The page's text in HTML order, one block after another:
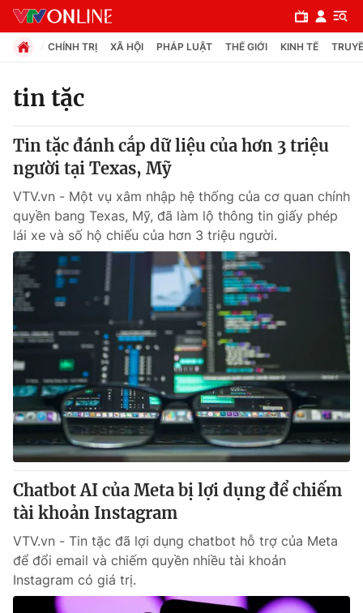
Chuyên mục
Chính trị
Xã hội
Pháp luật
Y tế
Thế giới
Tin tức
Thế giới đó đây
Câu chuyện quốc tế
Kinh tế
Tài chính
Thị trường
Góc doanh nghiệp
Dữ liệu và đời sống
Truyền hình
Hậu trường
Nhân vật
Giải trí
Điện ảnh
Âm nhạc
Đời sống
CHÍNH TRỊ XÃ HỘI PHÁP LUẬT THẾ GIỚI KINH TẾ
tin tặc
Tin tặc đánh cắp dữ liệu của hơn 3 triệu
người tại Texas, Mỹ
VTV.vn - Một vụ xâm nhập hệ thống của cơ quan chính
quyền bang Texas, Mỹ, đã làm lộ thông tin giấy phép
lái xe và số hộ chiếu của hơn 3 triệu người.
Chatbot AI của Meta bị lợi dụng để chiếm
tài khoản Instagram
VTV.vn - Tin tặc đã lợi dụng chatbot hỗ trợ của Meta
để đổi email và chiếm quyền nhiều tài khoản
Instagram có giá trị.